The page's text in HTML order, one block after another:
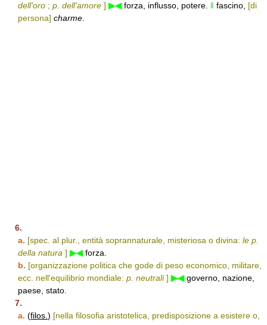
dell'oro ; p. dell'amore ] ▶◀forza, influsso, potere. ‖ fascino, [di
persona] charme
6.
a. [spec. al plur., entità soprannaturale, misteriosa o divina: le p.
della natura ] ▶◀forza.
b. [organizzazione politica che gode di peso economico, militare,
ecc. nell'equilibrio mondiale: p. neutrali] ▶◀governo, nazione,
paese, stato.
7.
a. (filos. ) [nella filosofia aristotelica, predisposizione a esistere o,